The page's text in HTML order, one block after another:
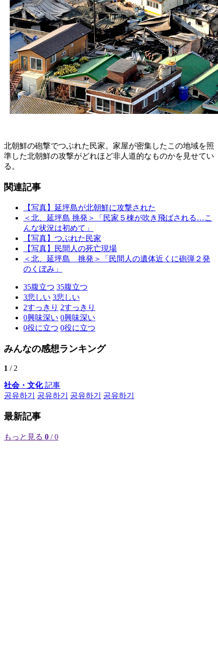
北朝鮮の砲撃でつぶれた民家。家屋が密集したこの地域を照
準した北朝鮮の攻撃がどれほど非人道的なものかを見せてい
る。
関連記事
【写真】延坪島が北朝鮮に攻撃された
＜北、延坪島 挑発＞「民家５棟が吹き飛ばされる…こ
んな状況は初めて」
【写真】つぶれた民家
【写真】民間人の死亡現場
＜北、延坪島 挑発＞「民間人の遺体近くに砲弾２発
のくぼみ」
35腹立つ 35腹立つ
3悲しい 3悲しい
2すっきり 2すっきり
0興味深い 0興味深い
0役に立つ 0役に立つ
みんなの感想ランキング
1 / 2
社会・文化記事
공유하기
공유하기 공유하기 공유하기
最新記事
もっと見る 0 / 0